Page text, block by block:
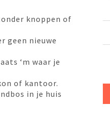
knoppen of
geen nieuwe
‘m waar je
of kantoor.
in je huis